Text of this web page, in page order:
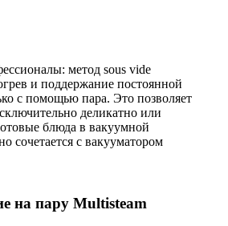
метод sous vide
и поддержание постоянной
с помощью пара. Это позволяет
деликатно или
блюда в вакуумной
сочетается с вакууматором
на пару Multisteam